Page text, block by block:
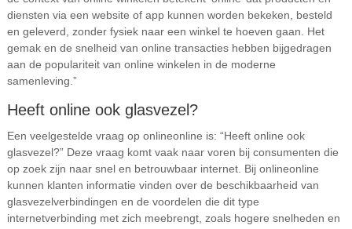
diensten via een website of app kunnen worden bekeken, besteld
en geleverd, zonder fysiek naar een winkel te hoeven gaan. Het
gemak en de snelheid van online transacties hebben bijgedragen
aan de populariteit van online winkelen in de moderne
samenleving.”
Heeft online ook glasvezel?
Een veelgestelde vraag op onlineonline is: “Heeft online ook
glasvezel?” Deze vraag komt vaak naar voren bij consumenten die
op zoek zijn naar snel en betrouwbaar internet. Bij onlineonline
kunnen klanten informatie vinden over de beschikbaarheid van
glasvezelverbindingen en de voordelen die dit type
internetverbinding met zich meebrengt, zoals hogere snelheden en